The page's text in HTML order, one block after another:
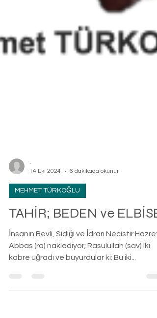
TAHİR; BEDEN ve ELBİSE
kabre uğradı ve buyurdular ki; Bu iki...